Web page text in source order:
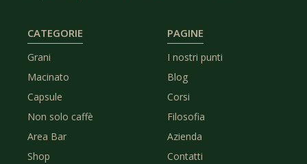
CATEGORIE
Grani
Macinato
Capsule
Non solo caffè
Area Bar
Shop
PAGINE
I nostri punti
Blog
Corsi
Filosofia
Azienda
Contatti